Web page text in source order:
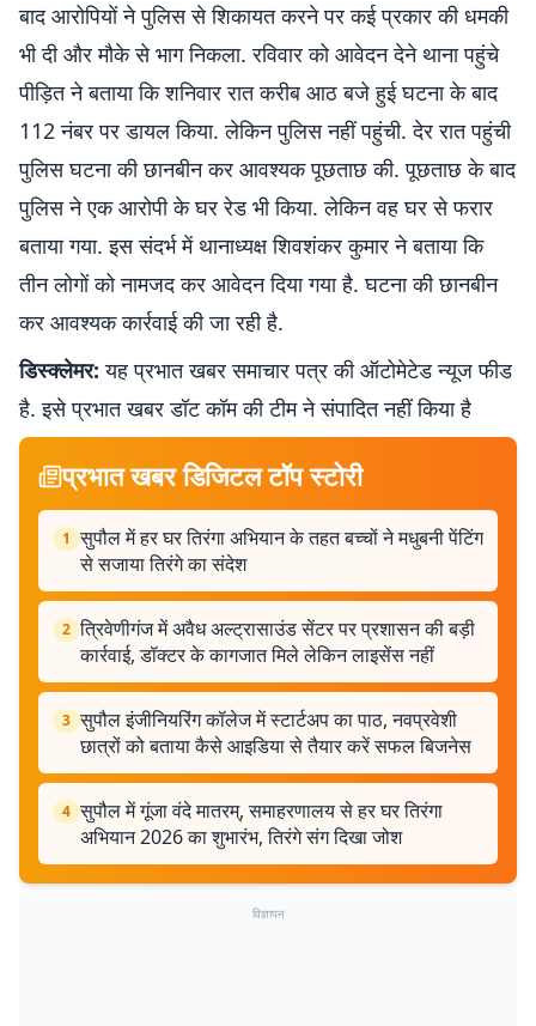
बाद आरोपियों ने पुलिस से शिकायत करने पर कई प्रकार की धमकी
भी दी और मौके से भाग निकला. रविवार को आवेदन देने थाना पहुंचे
पीड़ित ने बताया कि शनिवार रात करीब आठ बजे हुई घटना के बाद
112 नंबर पर डायल किया. लेकिन पुलिस नहीं पहुंची. देर रात पहुंची
पुलिस घटना की छानबीन कर आवश्यक पूछताछ की. पूछताछ के बाद
पुलिस ने एक आरोपी के घर रेड भी किया. लेकिन वह घर से फरार
बताया गया. इस संदर्भ में थानाध्यक्ष शिवशंकर कुमार ने बताया कि
तीन लोगों को नामजद कर आवेदन दिया गया है. घटना की छानबीन
कर आवश्यक कार्रवाई की जा रही है.
डिस्क्लेमर: यह प्रभात खबर समाचार पत्र की ऑटोमेटेड न्यूज फीड
है. इसे प्रभात खबर डॉट कॉम की टीम ने संपादित नहीं किया है
प्रभात खबर डिजिटल टॉप स्टोरी
1 सुपौल में हर घर तिरंगा अभियान के तहत बच्चों ने मधुबनी पेंटिंग
से सजाया तिरंगे का संदेश
2 त्रिवेणीगंज में अवैध अल्ट्रासाउंड सेंटर पर प्रशासन की बड़ी
कार्रवाई, डॉक्टर के कागजात मिले लेकिन लाइसेंस नहीं
3 सुपौल इंजीनियरिंग कॉलेज में स्टार्टअप का पाठ, नवप्रवेशी
छात्रों को बताया कैसे आइडिया से तैयार करें सफल बिजनेस
4 सुपौल में गूंजा वंदे मातरम्, समाहरणालय से हर घर तिरंगा
अभियान 2026 का शुभारंभ, तिरंगे संग दिखा जोश
विज्ञापन